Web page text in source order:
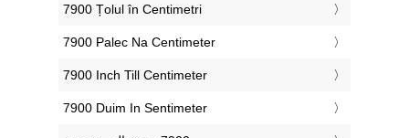
‎7900 Țolul în Centimetri
‎7900 Palec Na Centimeter
‎7900 Inch Till Centimeter
‎7900 Duim In Sentimeter